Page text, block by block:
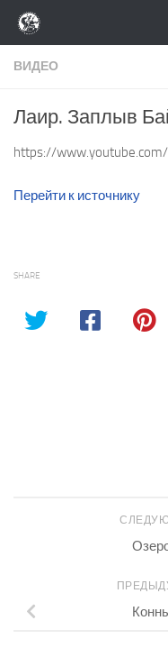
Перейти к
ВИДЕО
Лаир. Заплыв
https://www.youtube.com/
Перейти к источнику
SHARE